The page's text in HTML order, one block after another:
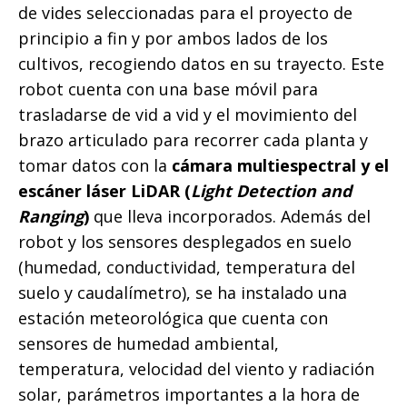
de vides seleccionadas para el proyecto de
principio a fin y por ambos lados de los
cultivos, recogiendo datos en su trayecto. Este
robot cuenta con una base móvil para
trasladarse de vid a vid y el movimiento del
brazo articulado para recorrer cada planta y
tomar datos con la cámara multiespectral y el
escáner láser LiDAR (Light Detection and
Ranging) que lleva incorporados. Además del
robot y los sensores desplegados en suelo
(humedad, conductividad, temperatura del
suelo y caudalímetro), se ha instalado una
estación meteorológica que cuenta con
sensores de humedad ambiental,
temperatura, velocidad del viento y radiación
solar, parámetros importantes a la hora de